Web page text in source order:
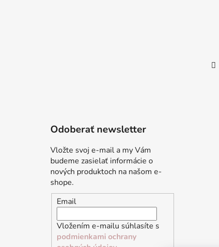
Odoberať newsletter
Vložte svoj e-mail a my Vám
budeme zasielať informácie o
nových produktoch na našom e-
shope.
Email
Vložením e-mailu súhlasíte s
podmienkami ochrany